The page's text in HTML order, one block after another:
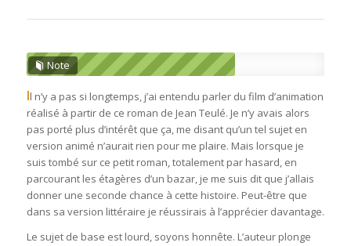
Note
Il n’y a pas si longtemps, j’ai entendu parler du film d’animation
réalisé à partir de ce roman de Jean Teulé. Je n’y avais alors
pas porté plus d’intérêt que ça, me disant qu’un tel sujet en
version animé n’aurait rien pour me plaire. Mais lorsque je
suis tombé sur ce petit roman, totalement par hasard, en
parcourant les étagères d’un bazar, je me suis dit que j’allais
donner une seconde chance à cette histoire. Peut-être que
dans sa version littéraire je réussirais à l’apprécier davantage.
Le sujet de base est lourd, soyons honnête. L’auteur plonge